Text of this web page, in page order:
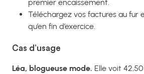
premier encaissement.
Téléchargez vos factures au fur
qu’en fin d’exercice.
Cas d’usage
Léa, blogueuse mode. Elle voit